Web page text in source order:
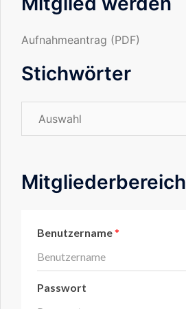
Aufnahmeantrag (PDF)
Stichwörter
Mitgliederbereich
Benutzername*
Passwort